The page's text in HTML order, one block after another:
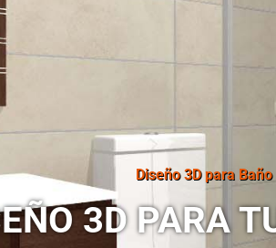
Diseño 3D para Baño
3D PARA